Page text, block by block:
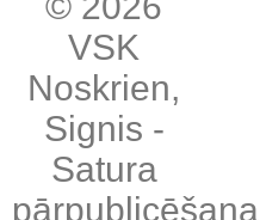
VSK
Noskrien,
Signis -
Satura
pārpublicēšana